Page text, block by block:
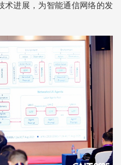
术进展，为智能通信网络的发